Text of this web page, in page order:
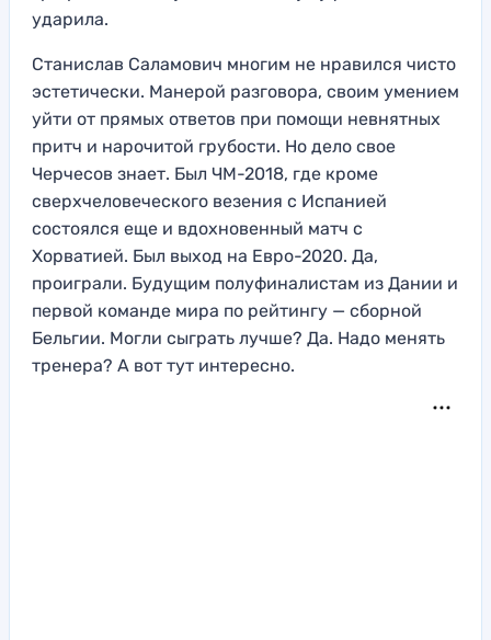
ударила.
Станислав Саламович многим не нравился чисто
эстетически. Манерой разговора, своим умением
уйти от прямых ответов при помощи невнятных
притч и нарочитой грубости. Но дело свое
Черчесов знает. Был ЧМ-2018, где кроме
сверхчеловеческого везения с Испанией
состоялся еще и вдохновенный матч с
Хорватией. Был выход на Евро-2020. Да,
проиграли. Будущим полуфиналистам из Дании и
первой команде мира по рейтингу — сборной
Бельгии. Могли сыграть лучше? Да. Надо менять
тренера? А вот тут интересно.